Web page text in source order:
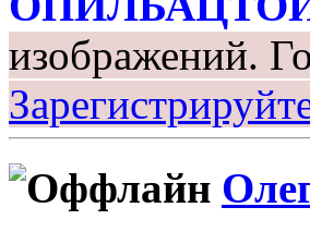
изображений.